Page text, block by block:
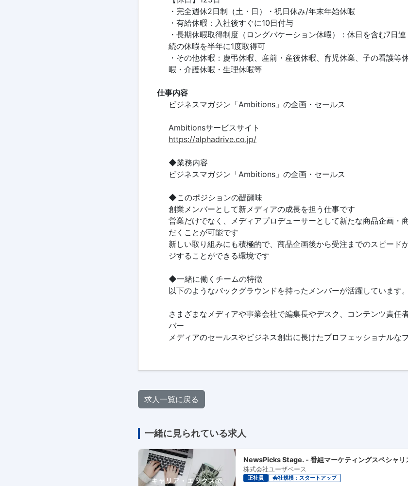
・完全週休2日制（土・日）・祝日休み/年末年始休暇
・有給休暇：入社後すぐに10日付与
・長期休暇取得制度（ロングバケーション休暇）：休日を含む7日連
続の休暇を半年に1度取得可
・その他休暇：慶弔休暇、産前・産後休暇、育児休業、子の看護等
暇・介護休暇・生理休暇等
仕事内容
ビジネスマガジン「Ambitions」の企画・セールス
Ambitionsサービスサイト
https://alphadrive.co.jp/
◆業務内容
ビジネスマガジン「Ambitions」の企画・セールス
◆このポジションの醍醐味
創業メンバーとして新メディアの成長を担う仕事です
営業だけでなく、メディアプロデューサーとして新たな商品企画・
だくことが可能です
新しい取り組みにも積極的で、商品企画後から受注までのスピード
ジすることができる環境です
◆一緒に働くチームの特徴
以下のようなバックグラウンドを持ったメンバーが活躍しています。
さまざまなメディアや事業会社で編集長やデスク、コンテンツ責任
バー
メディアのセールスやビジネス創出に長けたプロフェッショナルな
求人一覧に戻る
一緒に見られている求人
NewsPicks Stage. - 番組マーケティングスペシャリ
株式会社ユーザベース
正社員 会社規模：スタートアップ